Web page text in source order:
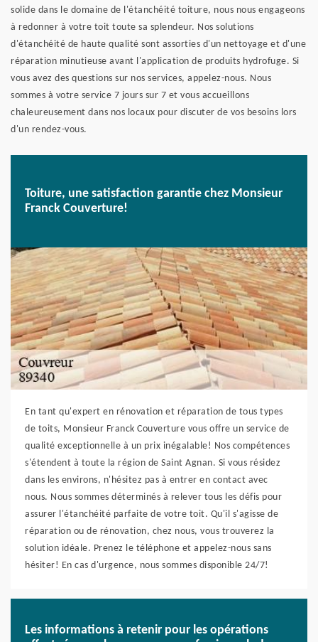
solide dans le domaine de l'étanchéité toiture, nous nous engageons
à redonner à votre toit toute sa splendeur. Nos solutions
d'étanchéité de haute qualité sont assorties d'un nettoyage et d'une
réparation minutieuse avant l'application de produits hydrofuge. Si
vous avez des questions sur nos services, appelez-nous. Nous
sommes à votre service 7 jours sur 7 et vous accueillons
chaleureusement dans nos locaux pour discuter de vos besoins lors
d'un rendez-vous.
Toiture, une satisfaction garantie chez Monsieur
Franck Couverture!
En tant qu'expert en rénovation et réparation de tous types
de toits, Monsieur Franck Couverture vous offre un service de
qualité exceptionnelle à un prix inégalable! Nos compétences
s'étendent à toute la région de Saint Agnan. Si vous résidez
dans les environs, n'hésitez pas à entrer en contact avec
nous. Nous sommes déterminés à relever tous les défis pour
assurer l'étanchéité parfaite de votre toit. Qu'il s'agisse de
réparation ou de rénovation, chez nous, vous trouverez la
solution idéale. Prenez le téléphone et appelez-nous sans
hésiter! En cas d'urgence, nous sommes disponible 24/7!
Les informations à retenir pour les opérations